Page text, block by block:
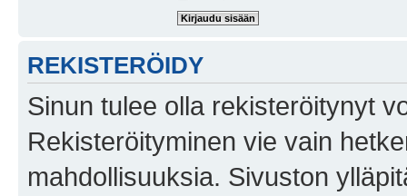
REKISTERÖIDY
Sinun tulee olla rekisteröitynyt
Rekisteröityminen vie vain
mahdollisuuksia. Sivuston